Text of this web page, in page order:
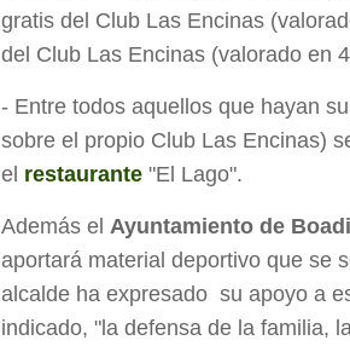
gratis del Club Las Encinas
del Club Las Encinas (valorado en
- Entre todos aquellos que hayan
sobre el propio Club Las Encinas)
el restaurante "El Lago".
Además el Ayuntamiento de
aportará material deportivo que se
alcalde ha expresado su apoyo a
indicado, "la defensa de la familia,